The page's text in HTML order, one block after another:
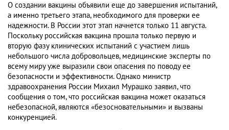
О создании вакцины объявили еще до завершения испытаний,
а именно третьего этапа, необходимого для проверки ее
надежности. В России этот этап начнется только 11 августа.
Поскольку российская вакцина прошла только первую и
вторую фазу клинических испытаний с участием лишь
небольшого числа добровольцев, медицинские эксперты по
всему миру уже выразили свои опасения по поводу ее
безопасности и эффективности. Однако министр
здравоохранения России Михаил Мурашко заявил, что
сообщения о том, что российская вакцина может оказаться
небезопасной, являются «безосновательными» и вызваны
конкуренцией.